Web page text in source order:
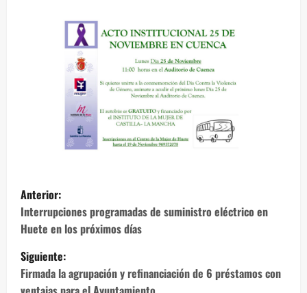
N
a
v
e
Anterior:
Interrupciones programadas de suministro eléctrico en
Huete en los próximos días
Siguiente:
Firmada la agrupación y refinanciación de 6 préstamos con